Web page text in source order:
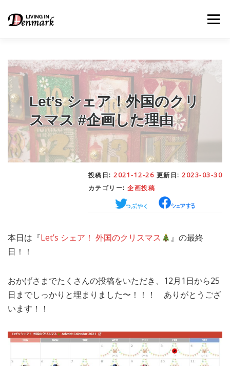
メニュー
LIFE TIPS– 生活便利帳 FOOD – ごはん事情
STUDY– 留学関連情報
WORK– デンマークの働き方
– 日本人の考察
MEDIA– メディア掲載 TRAVEL– 旅行
EVERYDAY – 日常ブログ
Let’s シェア！外国のクリ
スマス #企画した理由
投稿日: 2021-12-26 更新日: 2023-03-30
カテゴリー: 企画投稿
本日は『Let’s シェア！ 外国のクリスマス
』の最終
日！！
おかげさまでたくさんの投稿をいただき、12月1日から25
日までしっかりと埋まりました〜！！！ ありがとうござ
います！！